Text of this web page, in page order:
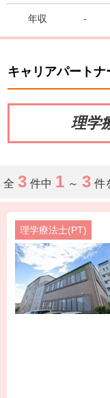
年収 -
キャリアパートナ
理学
全 3 件中 1 ～ 3 件
理学療法士(PT)